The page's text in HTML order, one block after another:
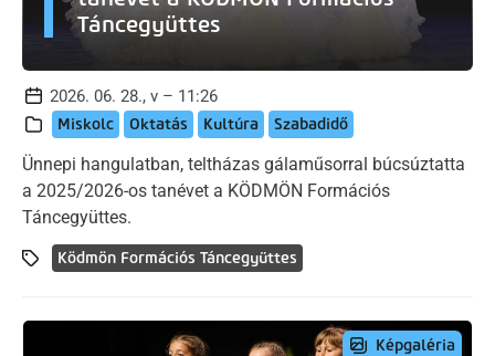
Táncegyüttes
2026. 06. 28., v – 11:26
Miskolc Oktatás Kultúra Szabadidő
Ünnepi hangulatban, teltházas gálaműsorral búcsúztatta
a 2025/2026-os tanévet a KÖDMÖN Formációs
Táncegyüttes.
Ködmön Formációs Táncegyüttes
Képgaléria